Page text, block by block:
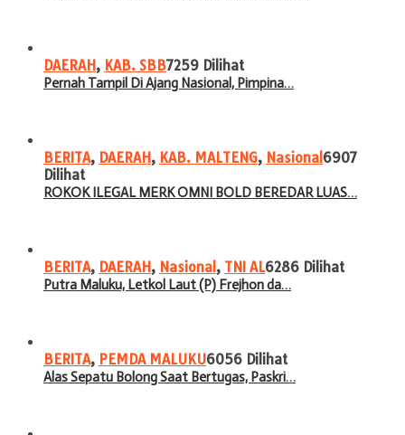
DAERAH, KAB. SBB7259 Dilihat
Pernah Tampil Di Ajang Nasional, Pimpina…
BERITA, DAERAH, KAB. MALTENG, Nasional 6907
Dilihat
ROKOK ILEGAL MERK OMNI BOLD BEREDAR LUAS…
BERITA, DAERAH, Nasional , TNI AL6286 Dilihat
Putra Maluku, Letkol Laut (P) Frejhon da…
BERITA, PEMDA MALUKU6056 Dilihat
Alas Sepatu Bolong Saat Bertugas, Paskri…